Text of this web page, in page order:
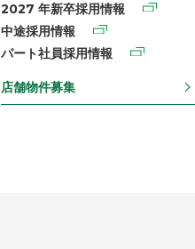
2027 年新卒採用情報
中途採用情報
パート社員採用情報
店舗物件募集